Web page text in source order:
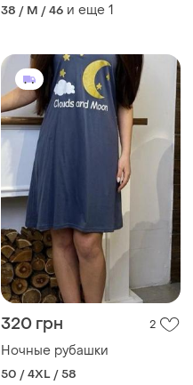
38 / M / 46 и еще 1
320 грн 2
Ночные рубашки
50 / 4XL / 58